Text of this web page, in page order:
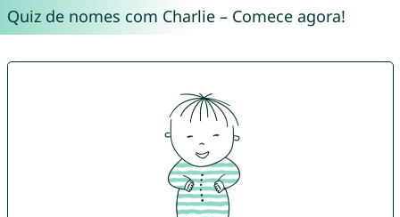
Quiz de nomes com Charlie – Comece agora!